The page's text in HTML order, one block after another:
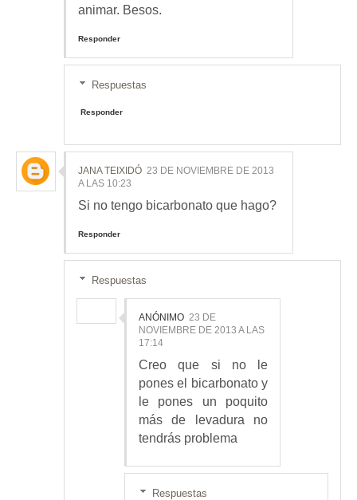
animar. Besos.
Responder
Respuestas
Responder
JANA TEIXIDÓ 23 DE NOVIEMBRE DE 2013
A LAS 10:23
Si no tengo bicarbonato que hago?
Responder
Respuestas
ANÓNIMO 23 DE
NOVIEMBRE DE 2013 A LAS
17:14
Creo que si no le
pones el bicarbonato y
le pones un poquito
más de levadura no
tendrás problema
Respuestas